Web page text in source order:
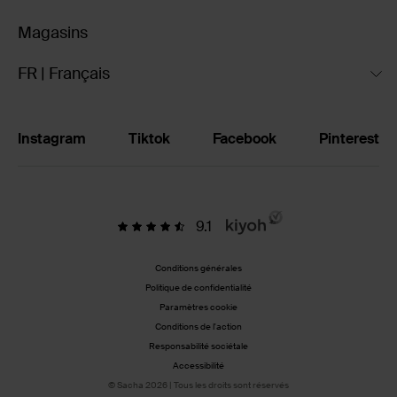
Magasins
FR | Français
Instagram Tiktok Facebook Pinterest
9.1
Conditions générales
Politique de confidentialité
Paramètres cookie
Conditions de l'action
Responsabilité sociétale
Accessibilité
© Sacha 2026 | Tous les droits sont réservés